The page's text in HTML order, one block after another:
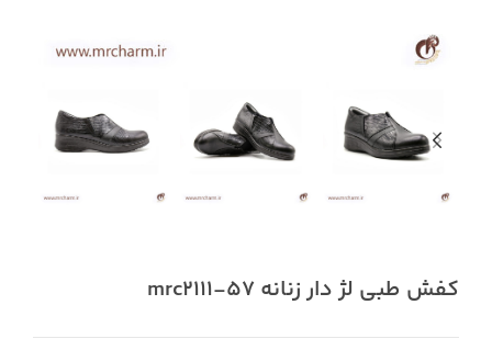
کفش طبی لژ دار زنانه mrc2111-57